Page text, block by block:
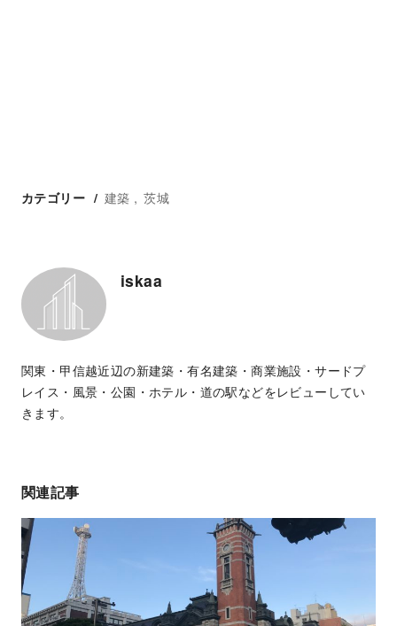
カテゴリー 建築 茨城
iskaa
関東・甲信越近辺の新建築・有名建築・商業施設・サードプ
レイス・風景・公園・ホテル・道の駅などをレビューしてい
きます。
関連記事